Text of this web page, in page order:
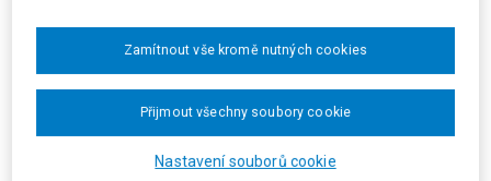
pro zaplacení daně, nevznikl vykonatelný daňový nedoplatek, a nebyly
tak splněny podmínky pro vydání exekučního příkazu. Městský soud
proto zrušil rozhodnutí žalovaného i exekuční příkaz.
Žalovaný (stěžovatel) podal proti rozsudku městského soudu
kasační stížnost. Za nesprávný považoval odkaz soudu na § 17 odst. 9
daňového řádu upravující oprávnění k přijímání písemností určených
Nastavení souborů cookie
Zamítnout vše kromě nutných cookies
Přijmout všechny soubory cookie